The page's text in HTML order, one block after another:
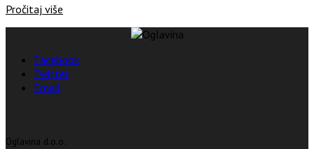
Pročitaj više
Facebook
Twitter
Email
Oglavina d.o.o.